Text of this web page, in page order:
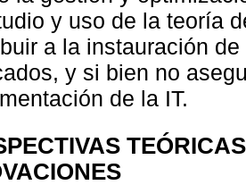
y uso de la teoría
a la instauración
y si bien no
de la IT.